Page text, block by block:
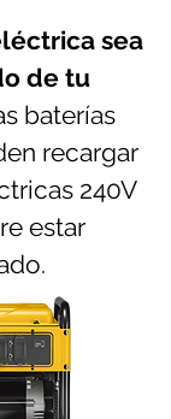
sea
de tu
baterías
recargar
240V
estar